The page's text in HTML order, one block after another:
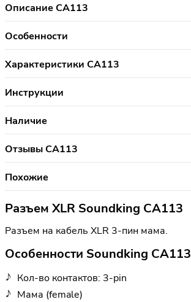
Описание CA113
Особенности
Характеристики CA113
Инструкции
Наличие
Отзывы CA113
Похожие
Разъем XLR Soundking CA113
Разъем на кабель XLR 3-пин мама.
Особенности Soundking CA113
Кол-во контактов: 3-pin
Мама (female)